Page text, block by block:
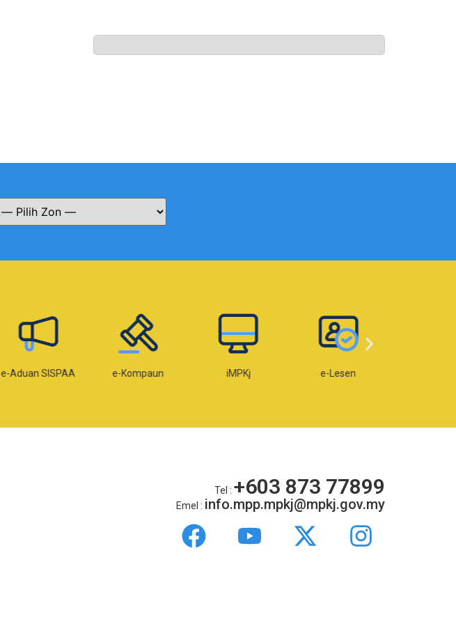
e-Aduan SISPAA e-Kompaun iMPKj e-Lesen
Tel : +603 873 77899
Emel : info.mpp.mpkj@mpkj.gov.my